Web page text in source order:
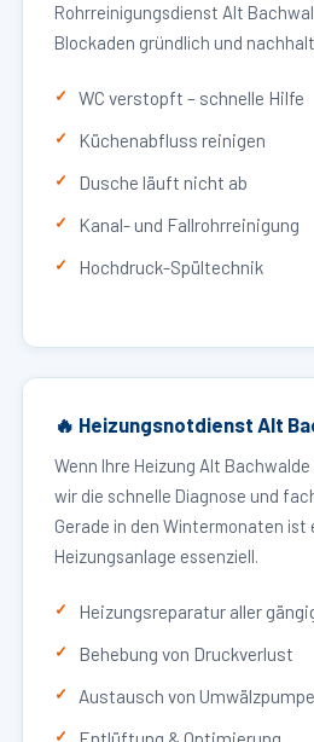
Rohrreinigungsdienst Alt
Blockaden gründlich und
WC verstopft – schnelle Hilfe
Küchenabfluss reinigen
Dusche läuft nicht ab
Kanal- und Fallrohrreinigung
Hochdruck-Spültechnik
🔥 Heizungsnotdienst Alt
Wenn Ihre Heizung Alt
wir die schnelle Diagnose und
Gerade in den Wintermonaten
Heizungsanlage essenziell.
Heizungsreparatur aller
Behebung von Druckverlust
Austausch von